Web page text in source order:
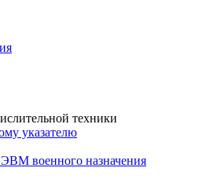
техники
указателю
военного назначения